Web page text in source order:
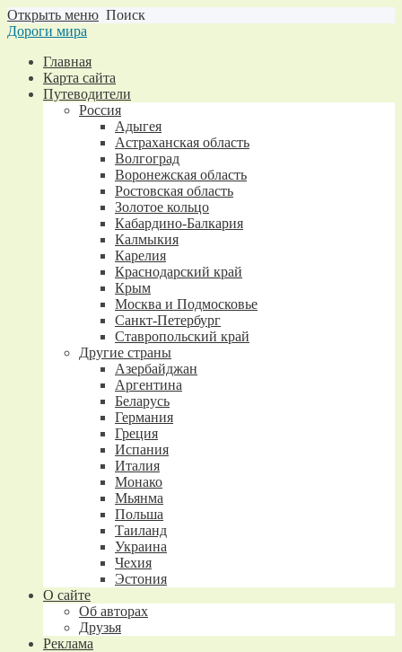
Открыть меню Поиск
Дороги мира
Главная
Карта сайта
Путеводители
Россия
Адыгея
Астраханская область
Волгоград
Воронежская область
Ростовская область
Золотое кольцо
Кабардино-Балкария
Калмыкия
Карелия
Краснодарский край
Крым
Москва и Подмосковье
Санкт-Петербург
Ставропольский край
Другие страны
Азербайджан
Аргентина
Беларусь
Германия
Греция
Испания
Италия
Монако
Мьянма
Польша
Таиланд
Украина
Чехия
Эстония
О сайте
Об авторах
Друзья
Реклама